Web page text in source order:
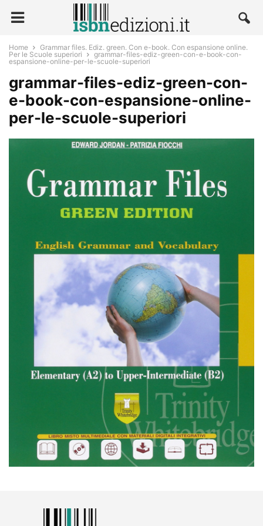
Home
Grammar files. Ediz. green. Con e-book. Con espansione online.
Per le Scuole superiori
grammar-files-ediz-green-con-e-book-con-
espansione-online-per-le-scuole-superiori
grammar-files-ediz-green-con-
e-book-con-espansione-online-
per-le-scuole-superiori